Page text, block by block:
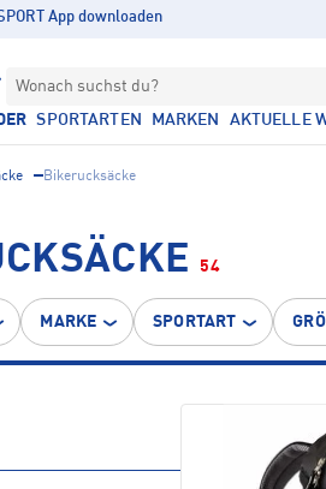
App downloaden
Wonach suchst du?
SPORTARTEN MARKEN AKTUELLE
Bikerucksäcke
54
MARKE SPORTART